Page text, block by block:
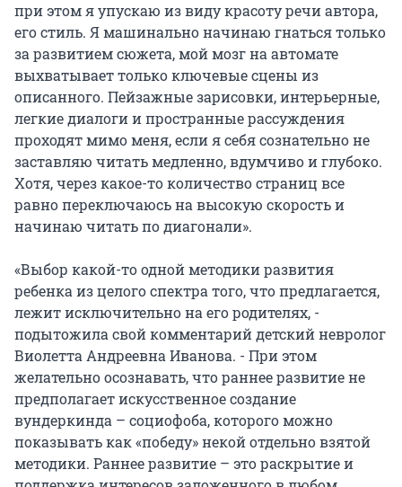
при этом я упускаю из виду красоту речи автора,
его стиль. Я машинально начинаю гнаться только
за развитием сюжета, мой мозг на автомате
выхватывает только ключевые сцены из
описанного. Пейзажные зарисовки, интерьерные,
легкие диалоги и пространные рассуждения
проходят мимо меня, если я себя сознательно не
заставляю читать медленно, вдумчиво и глубоко.
Хотя, через какое-то количество страниц все
равно переключаюсь на высокую скорость и
начинаю читать по диагонали».
«Выбор какой-то одной методики развития
ребенка из целого спектра того, что предлагается,
лежит исключительно на его родителях, -
подытожила свой комментарий детский невролог
Виолетта Андреевна Иванова. - При этом
желательно осознавать, что раннее развитие не
предполагает искусственное создание
вундеркинда – социофоба, которого можно
показывать как «победу» некой отдельно взятой
методики. Раннее развитие – это раскрытие и